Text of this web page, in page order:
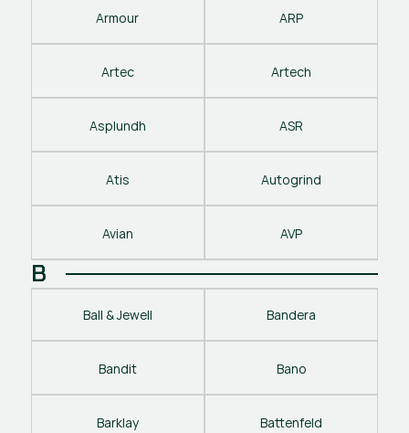
Armour ARP
Artec Artech
Asplundh ASR
Atis Autogrind
Avian AVP
B
Ball & Jewell Bandera
Bandit Bano
Barklay Battenfeld